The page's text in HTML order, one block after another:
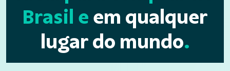
Brasil e em qualquer
lugar do mundo.